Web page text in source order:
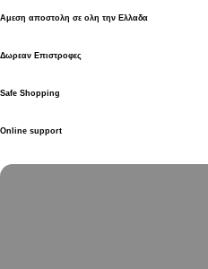
Αμεση αποστολη σε ολη την Ελλαδα
Δωρεαν Επιστροφες
Safe Shopping
Online support